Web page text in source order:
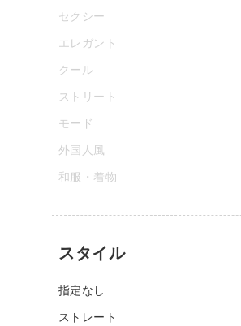
セクシー
エレガント
クール
ストリート
モード
外国人風
和服・着物
スタイル
指定なし
ストレート